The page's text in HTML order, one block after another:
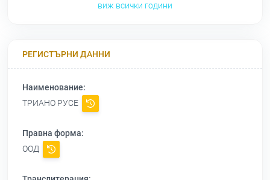
виж всички години
РЕГИСТЪРНИ ДАННИ
Наименование:
ТРИАНО РУСЕ
Правна форма:
ООД